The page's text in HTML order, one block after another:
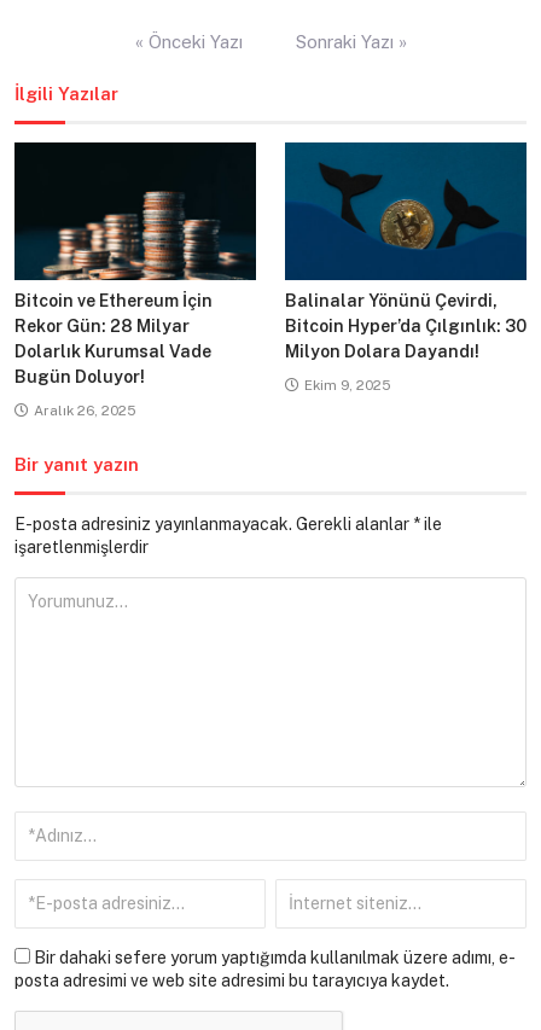
« Önceki Yazı Sonraki Yazı »
İlgili Yazılar
Bitcoin ve Ethereum İçin
Rekor Gün: 28 Milyar
Dolarlık Kurumsal Vade
Bugün Doluyor!
Aralık 26, 2025
Balinalar Yönünü Çevirdi,
Bitcoin Hyper’da Çılgınlık: 30
Milyon Dolara Dayandı!
Ekim 9, 2025
Bir yanıt yazın
E-posta adresiniz yayınlanmayacak. Gerekli alanlar *ile
işaretlenmişlerdir
Bir dahaki sefere yorum yaptığımda kullanılmak üzere adımı, e-
posta adresimi ve web site adresimi bu tarayıcıya kaydet.